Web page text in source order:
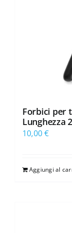
Forbici per
Lunghezza
10,00€
Aggiungi al